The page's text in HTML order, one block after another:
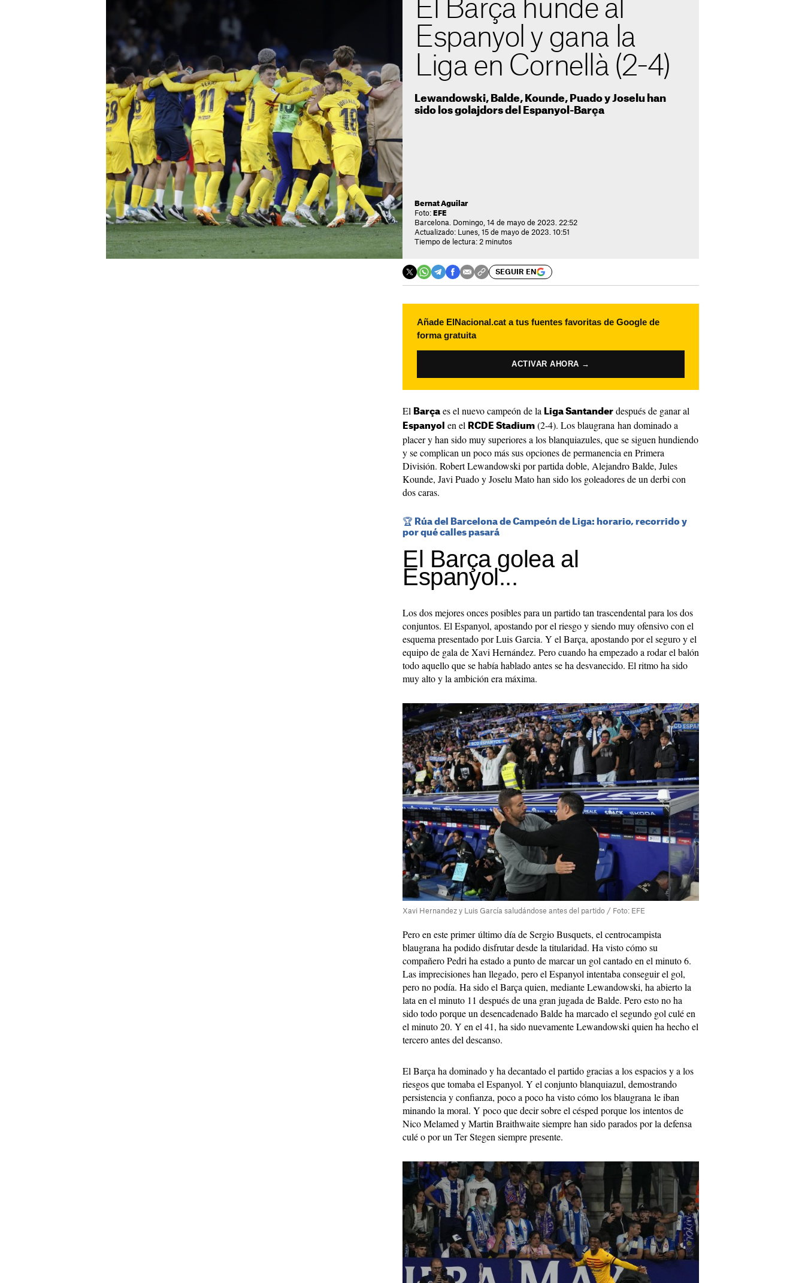
El Barça hunde al
Espanyol y gana la
Liga en Cornellà (2-4)
Lewandowski, Balde, Kounde, Puado y Joselu han
sido los golajdors del Espanyol-Barça
Bernat Aguilar
Foto: EFE
Barcelona. Domingo, 14 de mayo de 2023. 22:52
Actualizado: Lunes, 15 de mayo de 2023. 10:51
Tiempo de lectura: 2 minutos
SEGUIR EN
Añade ElNacional.cat a tus fuentes favoritas de Google de
forma gratuita
ACTIVAR AHORA →
El Barça es el nuevo campeón de la Liga Santander después de ganar al
Espanyol en el RCDE Stadium (2-4). Los blaugrana han dominado a
placer y han sido muy superiores a los blanquiazules, que se siguen hundiendo
y se complican un poco más sus opciones de permanencia en Primera
División. Robert Lewandowski por partida doble, Alejandro Balde, Jules
Kounde, Javi Puado y Joselu Mato han sido los goleadores de un derbi con
dos caras.
🏆 Rúa del Barcelona de Campeón de Liga: horario, recorrido y
por qué calles pasará
El Barça golea al
Espanyol...
Los dos mejores onces posibles para un partido tan trascendental para los dos
conjuntos. El Espanyol, apostando por el riesgo y siendo muy ofensivo con el
esquema presentado por Luis Garcia. Y el Barça, apostando por el seguro y el
equipo de gala de Xavi Hernández. Pero cuando ha empezado a rodar el balón
todo aquello que se había hablado antes se ha desvanecido. El ritmo ha sido
muy alto y la ambición era máxima.
Xavi Hernandez y Luis García saludándose antes del partido / Foto: EFE
Pero en este primer último día de Sergio Busquets, el centrocampista
blaugrana ha podido disfrutar desde la titularidad. Ha visto cómo su
compañero Pedri ha estado a punto de marcar un gol cantado en el minuto 6.
Las imprecisiones han llegado, pero el Espanyol intentaba conseguir el gol,
pero no podía. Ha sido el Barça quien, mediante Lewandowski, ha abierto la
lata en el minuto 11 después de una gran jugada de Balde. Pero esto no ha
sido todo porque un desencadenado Balde ha marcado el segundo gol culé en
el minuto 20. Y en el 41, ha sido nuevamente Lewandowski quien ha hecho el
tercero antes del descanso.
El Barça ha dominado y ha decantado el partido gracias a los espacios y a los
riesgos que tomaba el Espanyol. Y el conjunto blanquiazul, demostrando
persistencia y confianza, poco a poco ha visto cómo los blaugrana le iban
minando la moral. Y poco que decir sobre el césped porque los intentos de
Nico Melamed y Martin Braithwaite siempre han sido parados por la defensa
culé o por un Ter Stegen siempre presente.